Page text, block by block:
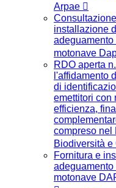
Arpae
installazione
adeguamento
motonave
RDO aperta
l'affidamento
di
emettitori con
efficienza,
compreso nel
Biodiversità e
Fornitura e
adeguamento
motonave